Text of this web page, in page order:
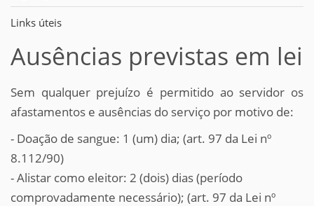
Links úteis
Ausências previstas em lei
Sem qualquer prejuízo é permitido ao servidor os
afastamentos e ausências do serviço por motivo de:
- Doação de sangue: 1 (um) dia; (art. 97 da Lei nº
8.112/90)
- Alistar como eleitor: 2 (dois) dias (período
comprovadamente necessário); (art. 97 da Lei nº